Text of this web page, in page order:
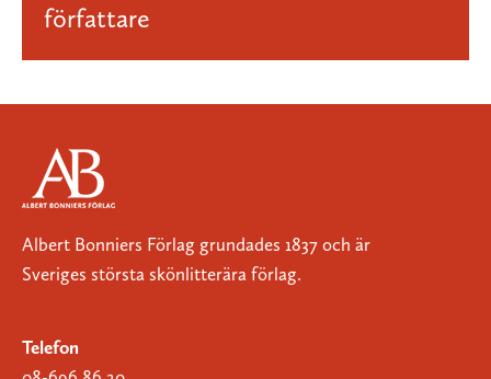
författare
Albert Bonniers Förlag grundades 1837 och är
Sveriges största skönlitterära förlag.
Telefon